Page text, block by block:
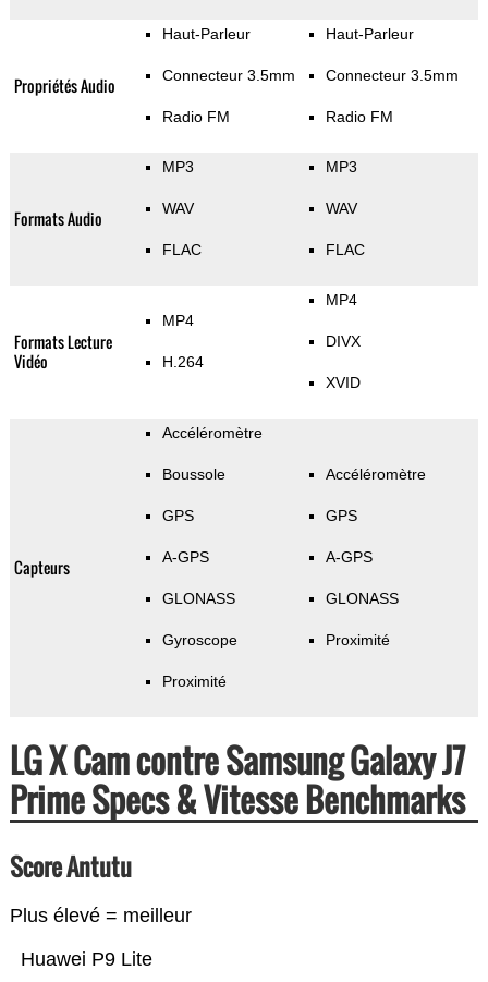
Propriétés Audio
Haut-Parleur
Connecteur 3.5mm
Radio FM
Haut-Parleur
Connecteur 3.5mm
Radio FM
Formats Audio
MP3
WAV
FLAC
MP3
WAV
FLAC
Formats Lecture
Vidéo
MP4
H.264
MP4
DIVX
XVID
Capteurs
Accéléromètre
Boussole
GPS
A-GPS
GLONASS
Gyroscope
Proximité
Accéléromètre
GPS
A-GPS
GLONASS
Proximité
LG X Cam contre Samsung Galaxy J7
Prime Specs & Vitesse Benchmarks
Score Antutu
Plus élevé = meilleur
Huawei P9 Lite